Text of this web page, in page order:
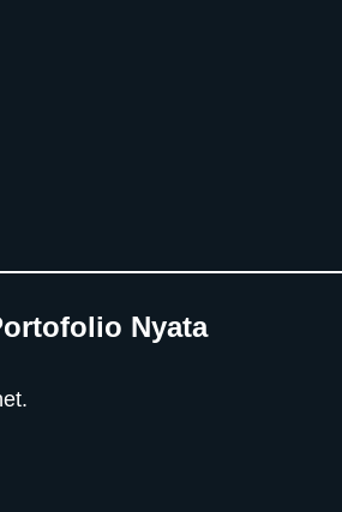
Nyata